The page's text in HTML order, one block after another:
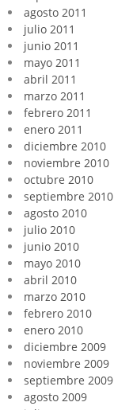
agosto 2011
julio 2011
junio 2011
mayo 2011
abril 2011
marzo 2011
febrero 2011
enero 2011
diciembre 2010
noviembre 2010
octubre 2010
septiembre 2010
agosto 2010
julio 2010
junio 2010
mayo 2010
abril 2010
marzo 2010
febrero 2010
enero 2010
diciembre 2009
noviembre 2009
septiembre 2009
agosto 2009